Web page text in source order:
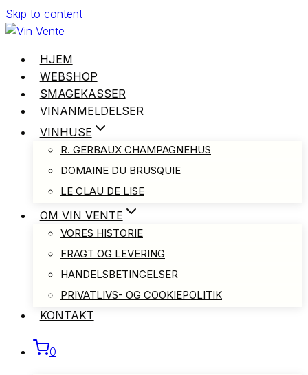
Skip to content
HJEM
WEBSHOP
SMAGEKASSER
VINANMELDELSER
VINHUSE
R. GERBAUX CHAMPAGNEHUS
DOMAINE DU BRUSQUIE
LE CLAU DE LISE
OM VIN VENTE
VORES HISTORIE
FRAGT OG LEVERING
HANDELSBETINGELSER
PRIVATLIVS- OG COOKIEPOLITIK
KONTAKT
0